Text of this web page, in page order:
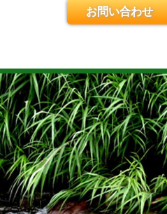
お問い合わせ